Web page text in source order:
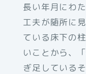
長い年月にわ
工夫が随所に
ている床下の
いことから、「
ぎ足している